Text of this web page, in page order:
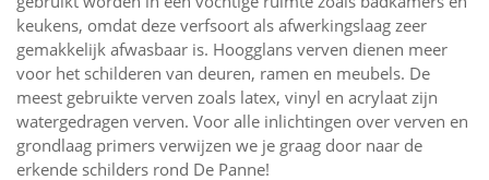
keukens, omdat deze verfsoort als afwerkingslaag zeer
gemakkelijk afwasbaar is. Hoogglans verven dienen meer
voor het schilderen van deuren, ramen en meubels. De
meest gebruikte verven zoals latex, vinyl en acrylaat zijn
watergedragen verven. Voor alle inlichtingen over verven en
grondlaag primers verwijzen we je graag door naar de
erkende schilders rond De Panne!